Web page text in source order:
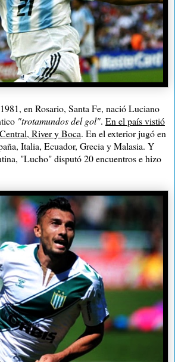
en Rosario, Santa Fe, nació Luciano
"trotamundos del gol". En el país vistió
River y Boca. En el exterior jugó en
Italia, Ecuador, Grecia y Malasia. Y
"Lucho" disputó 20 encuentros e hizo